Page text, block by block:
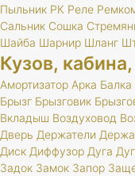
Пыльник РК Реле
Сальник Сошка
Шайба Шарнир Шланг
Кузов,
Амортизатор Арка Балка
Брызг Брызговик
Вкладыш Воздуховод
Дверь Держатели
Диск Диффузор Дуга
Задок Замок Запор